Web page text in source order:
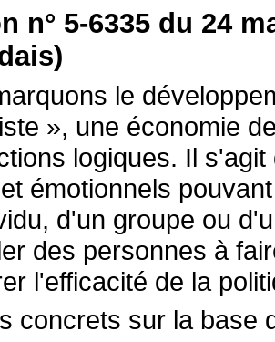
n° 5-6335 du 24
le
», une économie
logiques. Il
émotionnels
d'un groupe ou
des personnes à
l'efficacité de la
concrets sur la base